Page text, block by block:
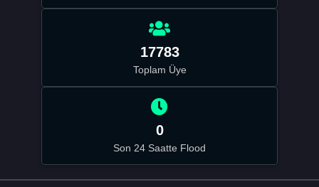
17783
Toplam Üye
0
Son 24 Saatte Flood